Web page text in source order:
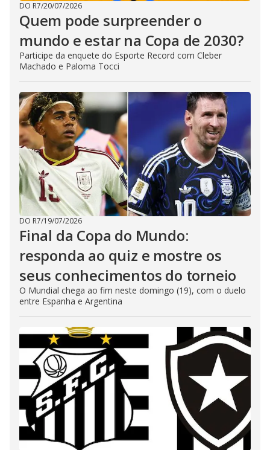
DO R7/20/07/2026
Quem pode surpreender o
mundo e estar na Copa de 2030?
Participe da enquete do Esporte Record com Cleber
Machado e Paloma Tocci
DO R7/19/07/2026
Final da Copa do Mundo:
responda ao quiz e mostre os
seus conhecimentos do torneio
O Mundial chega ao fim neste domingo (19), com o duelo
entre Espanha e Argentina